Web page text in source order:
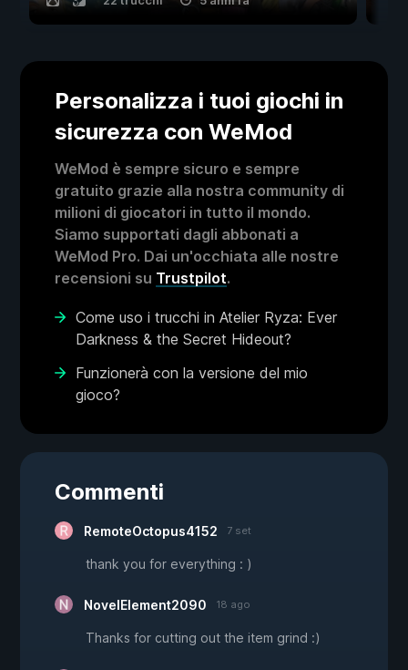
Personalizza i tuoi giochi in
sicurezza con WeMod
WeMod è sempre sicuro e sempre
gratuito grazie alla nostra community di
milioni di giocatori in tutto il mondo.
Siamo supportati dagli abbonati a
WeMod Pro. Dai un'occhiata alle nostre
recensioni su Trustpilot.
Come uso i trucchi in Atelier Ryza: Ever
Darkness & the Secret Hideout?
Funzionerà con la versione del mio
gioco?
Commenti
RemoteOctopus4152 7 set
thank you for everything : )
NovelElement2090 18 ago
Thanks for cutting out the item grind :)